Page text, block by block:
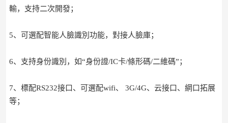
輸，支持二次開發；
5、可選配智能人臉識別功能，對接人臉庫；
6、支持身份識別，如“身份證/IC卡/條形碼/二維碼”；
7、標配RS232接口、可選配wifi、 3G/4G、云接口、網口拓展
等；